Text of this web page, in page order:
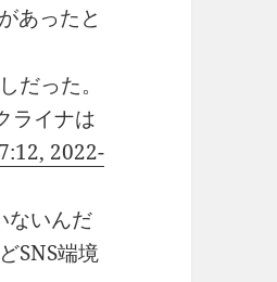
あったと
だった。
ライナは
2022-
ないんだ
SNS端境